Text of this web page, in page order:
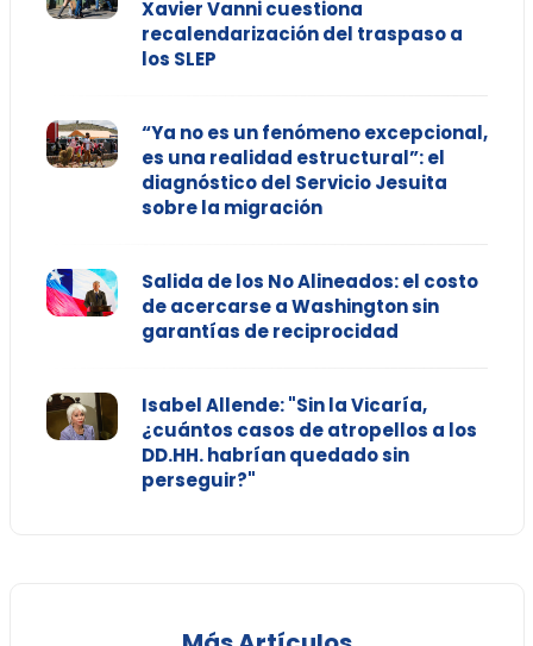
Xavier Vanni cuestiona
recalendarización del traspaso a
los SLEP
“Ya no es un fenómeno excepcional,
es una realidad estructural”: el
diagnóstico del Servicio Jesuita
sobre la migración
Salida de los No Alineados: el costo
de acercarse a Washington sin
garantías de reciprocidad
Isabel Allende: "Sin la Vicaría,
¿cuántos casos de atropellos a los
DD.HH. habrían quedado sin
perseguir?"